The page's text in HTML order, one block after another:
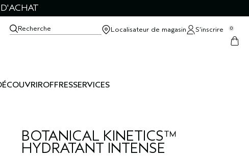
Recherche Localisateur de magasin S’inscrire 0
OFFRESSERVICES
BOTANICAL KINETICS™
HYDRATANT INTENSE